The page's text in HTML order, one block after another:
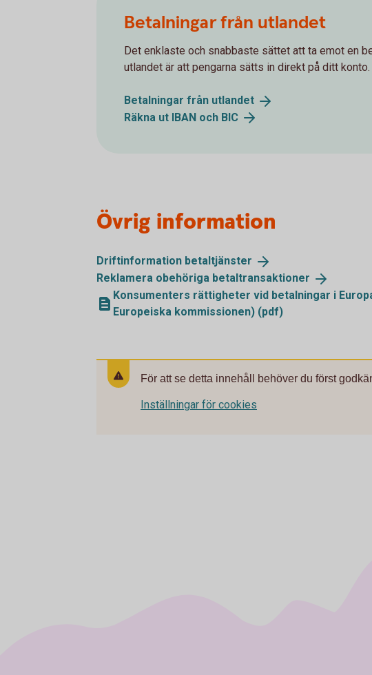
Betalningar från utlandet
Det enklaste och snabbaste sättet att ta emot en
utlandet är att pengarna sätts in direkt på ditt konto.
Betalningar från utlandet
Räkna ut IBAN och BIC
Övrig information
Driftinformation betaltjänster
Reklamera obehöriga betaltransaktioner
Konsumenters rättigheter vid betalningar i
Europeiska kommissionen) (pdf)
För att se detta innehåll behöver du först
Inställningar för cookies